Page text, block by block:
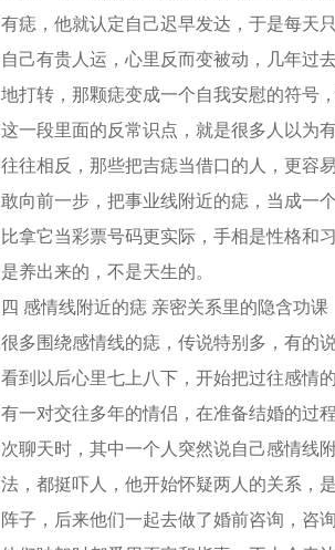
有痣，他就认定自己迟早发达，于是每天
自己有贵人运，心里反而变被动，几年过
地打转，那颗痣变成一个自我安慰的符号
这一段里面的反常识点，就是很多人以为
往往相反，那些把吉痣当借口的人，更容
敢向前一步，把事业线附近的痣，当成一
比拿它当彩票号码更实际，手相是性格和
是养出来的，不是天生的。
四 感情线附近的痣 亲密关系里的隐含功课
很多围绕感情线的痣，传说特别多，有的
看到以后心里七上八下，开始把过往感情
有一对交往多年的情侣，在准备结婚的过
次聊天时，其中一个人突然说自己感情线
法，都挺吓人，他开始怀疑两人的关系，
阵子，后来他们一起去做了婚前咨询，咨